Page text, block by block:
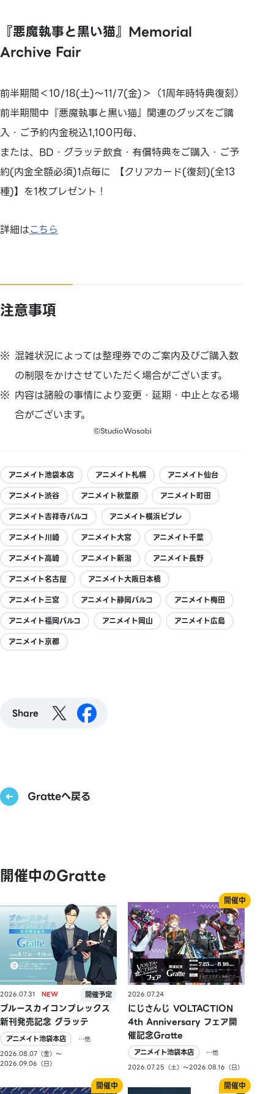
『悪魔執事と黒い猫』Memorial
Archive Fair
前半期間＜10/18(土)～11/7(金)＞（1周年時特典復刻）
前半期間中『悪魔執事と黒い猫』関連のグッズをご購
入・ご予約内金税込1,100円毎、
または、BD・グラッテ飲食・有償特典をご購入・ご予
約(内金全額必須)1点毎に 【クリアカード(復刻)(全13
種)】を1枚プレゼント！
詳細はこちら
注意事項
混雑状況によっては整理券でのご案内及びご購入数
の制限をかけさせていただく場合がございます。
内容は諸般の事情により変更・延期・中止となる場
合がございます。
©StudioWasabi
アニメイト池袋本店 アニメイト札幌
アニメイト仙台
アニメイト渋谷
アニメイト秋葉原
アニメイト町田
アニメイト吉祥寺パルコ
アニメイト横浜ビブレ
アニメイト川崎
アニメイト大宮
アニメイト千葉
アニメイト高崎
アニメイト新潟
アニメイト長野
アニメイト名古屋
アニメイト大阪日本橋
アニメイト三宮
アニメイト静岡パルコ
アニメイト梅田
アニメイト福岡パルコ
アニメイト岡山
アニメイト広島
アニメイト京都
Share
Gratteへ戻る
開催中のGratte
2026.07.31
ブルースカイコンプレックス
新刊発売記念 グラッテ
アニメイト池袋本店
…他
2026.08.07（金）〜
2026.09.06（日）
2026.07.24
にじさんじ VOLTACTION
4th Anniversary フェア開
催記念Gratte
アニメイト池袋本店
…他
2026.07.25（土）〜2026.08.16（日）